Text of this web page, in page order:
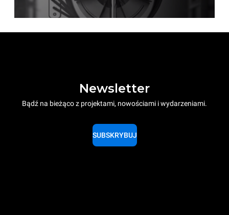
Newsletter
Bądź na bieżąco z projektami, nowościami i wydarzeniami.
SUBSKRYBUJ